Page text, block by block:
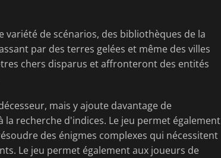
de scénarios, des bibliothèques de la
par des terres gelées et même des villes
chers disparus et affronteront des entités
mais y ajoute davantage de
recherche d'indices. Le jeu permet également
des énigmes complexes qui nécessitent
Le jeu permet également aux joueurs de